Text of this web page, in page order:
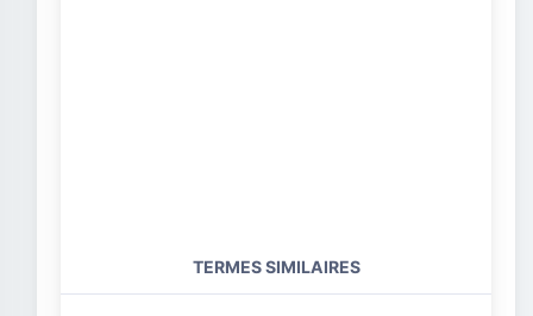
TERMES SIMILAIRES